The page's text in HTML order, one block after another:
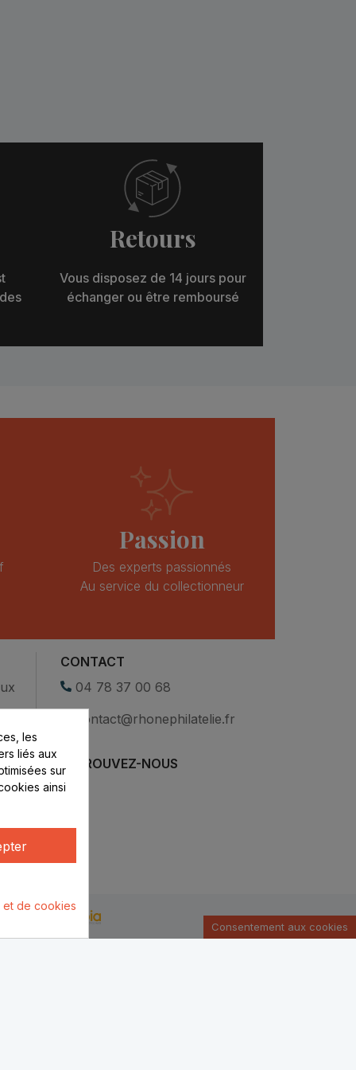
Retours
Vous disposez de 14 jours pour
échanger ou être remboursé
Passion
Des experts passionnés
Au service du collectionneur
CONTACT
04 78 37 00 68
contact@rhonephilatelie.fr
RETROUVEZ-NOUS
les
liés aux
sur
ainsi
et de cookies
Consentement aux cookies